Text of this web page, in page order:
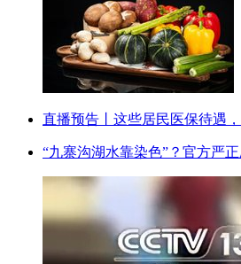
直播预告丨这些居民医保待遇
“九寨沟湖水靠染色”？官方严